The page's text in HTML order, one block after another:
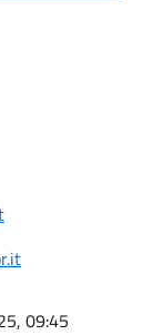
09:45